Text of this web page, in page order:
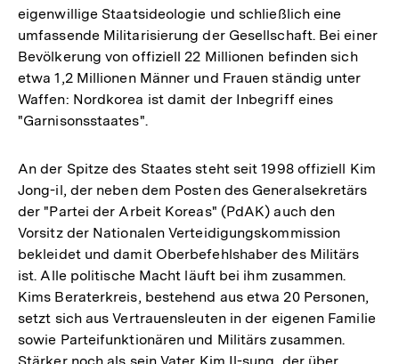
eigenwillige Staatsideologie und schließlich eine
umfassende Militarisierung der Gesellschaft. Bei einer
Bevölkerung von offiziell 22 Millionen befinden sich
etwa 1,2 Millionen Männer und Frauen ständig unter
Waffen: Nordkorea ist damit der Inbegriff eines
"Garnisonsstaates".
An der Spitze des Staates steht seit 1998 offiziell Kim
Jong-il, der neben dem Posten des Generalsekretärs
der "Partei der Arbeit Koreas" (PdAK) auch den
Vorsitz der Nationalen Verteidigungskommission
bekleidet und damit Oberbefehlshaber des Militärs
ist. Alle politische Macht läuft bei ihm zusammen.
Kims Beraterkreis, bestehend aus etwa 20 Personen,
setzt sich aus Vertrauensleuten in der eigenen Familie
sowie Parteifunktionären und Militärs zusammen.
Stärker noch als sein Vater Kim Il-sung, der über